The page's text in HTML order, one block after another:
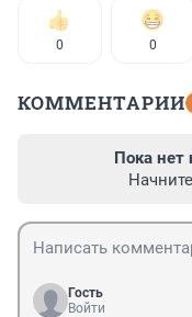
0 0
КОММЕНТАРИИ
Пока нет
Гость
Войти